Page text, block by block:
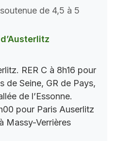
de 4,5 à 5
RER C à 8h16 pour
de Seine, GR de Pays,
de l’Essonne.
pour Paris Auserlitz
Massy-Verrières